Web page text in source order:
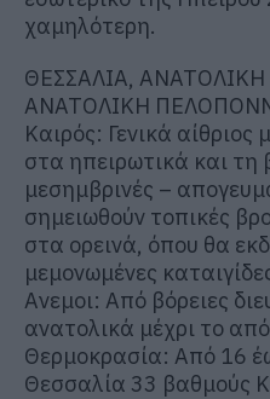
χαμηλότερη.
ΘΕΣΣΑΛΙΑ,
ΑΝΑΤΟΛΙΚΗ
Καιρός: Γενικά
στα ηπειρωτικά και τη
μεσημβρινές –
σημειωθούν τοπικές
στα ορεινά, όπου θα
μεμονωμένες
Ανεμοι: Από βόρειες
ανατολικά μέχρι το
Θερμοκρασία: Από 16
Θεσσαλία 33 βαθμούς